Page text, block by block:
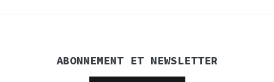
ABONNEMENT ET NEWSLETTER